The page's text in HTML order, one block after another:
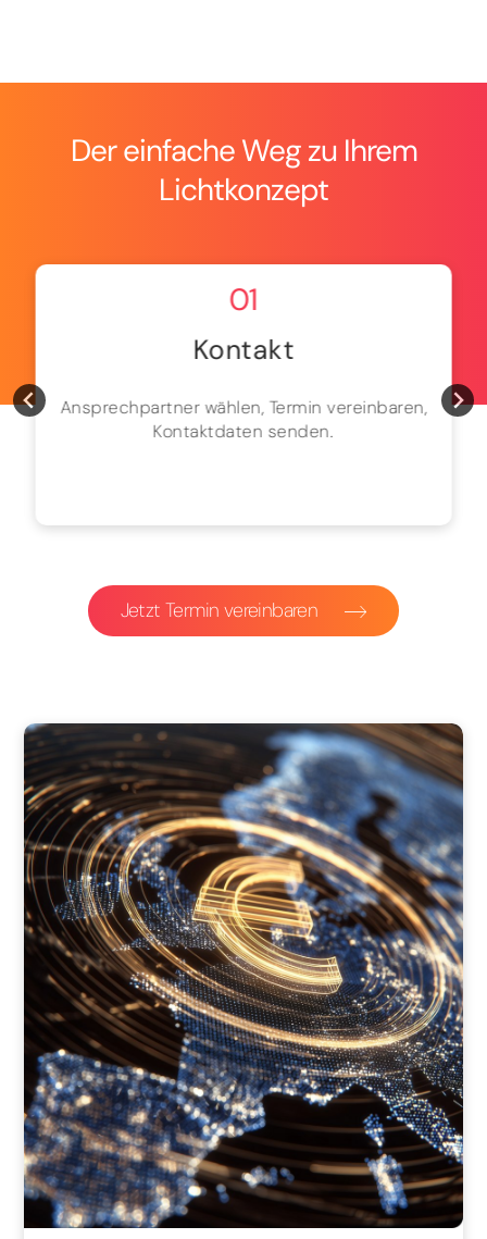
Der einfache Weg zu Ihrem
Lichtkonzept
01
Kontakt
Ansprechpartner wählen, Termin vereinbaren,
Kontaktdaten senden.
Jetzt Termin vereinbaren